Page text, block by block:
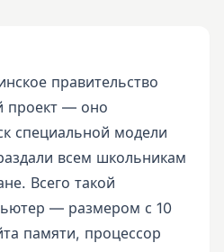
правительство
проект — оно
специальной модели
всем школьникам
Всего такой
— размером с 10
памяти, процессор